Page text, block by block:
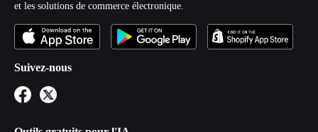
et les solutions de commerce électronique.
Suivez-nous